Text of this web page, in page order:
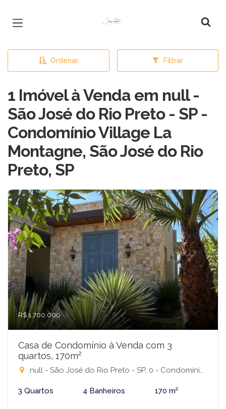
Página inicial
Ordenar Filtrar
1 Imóvel à Venda em null -
São José do Rio Preto - SP -
Condomínio Village La
Montagne, São José do Rio
Preto, SP
R$ 1.700.000
Casa de Condomínio à Venda com 3
quartos, 170m²
null - São José do Rio Preto - SP, 0 - Condomínio Village La Montagne, São José do Rio Preto-SP
3 Quartos 4 Banheiros 170 m²